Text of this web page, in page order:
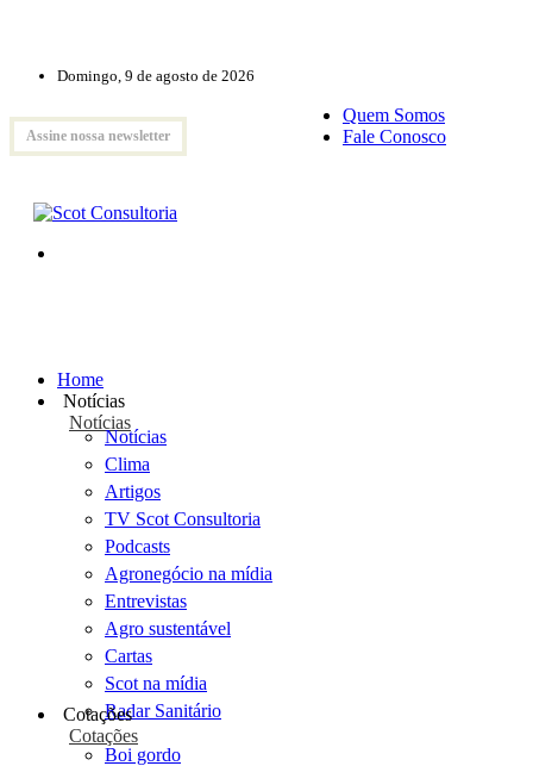
Domingo, 9 de agosto de 2026
Assine nossa newsletter
Quem Somos
Fale Conosco
Home
Notícias
Notícias
Notícias
Clima
Artigos
TV Scot Consultoria
Podcasts
Agronegócio na mídia
Entrevistas
Agro sustentável
Cartas
Scot na mídia
Radar Sanitário
Cotações
Cotações
Boi gordo